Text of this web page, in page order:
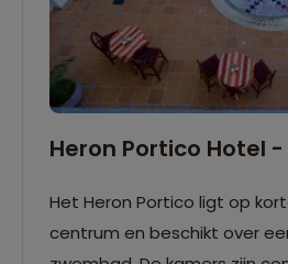
Heron Portico Hotel
Het Heron Portico ligt op
centrum en beschikt over